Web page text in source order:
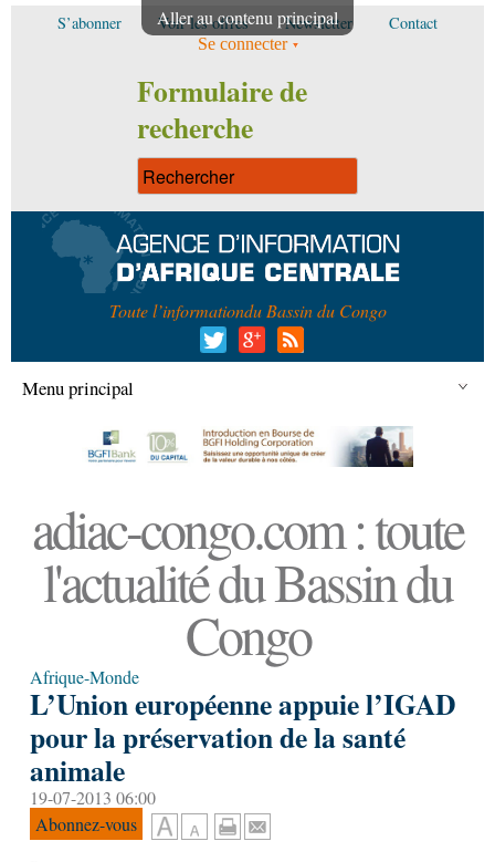
Aller au contenu principal
S’abonner Voir les offres Newsletter Contact
Se connecter
Formulaire de
recherche
Toute l’informationdu Bassin du Congo
Menu principal
adiac-congo.com : toute
l'actualité du Bassin du
Congo
Afrique-Monde
L’Union européenne appuie l’IGAD
pour la préservation de la santé
animale
19-07-2013 06:00
Abonnez-vous